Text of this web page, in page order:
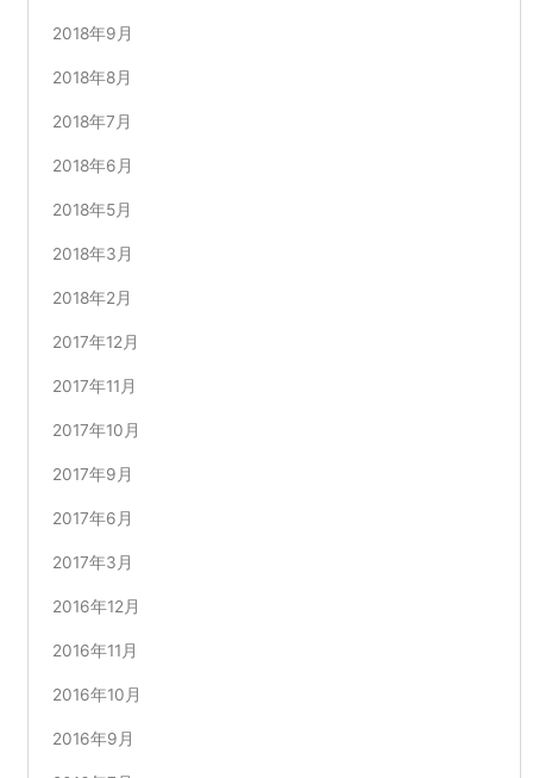
2018年9月
2018年8月
2018年7月
2018年6月
2018年5月
2018年3月
2018年2月
2017年12月
2017年11月
2017年10月
2017年9月
2017年6月
2017年3月
2016年12月
2016年11月
2016年10月
2016年9月